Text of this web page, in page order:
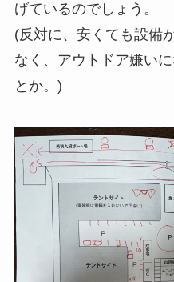
げているのでしょう。
(反対に、安くても設備
なく、アウトドア嫌い
とか。)